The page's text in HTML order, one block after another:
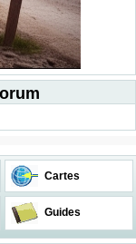
Cartes
Guides